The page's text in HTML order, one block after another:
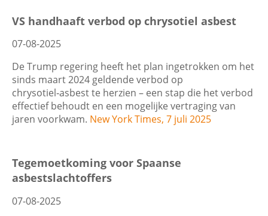
Contactgegevens
Zoeken
Filters
Datum
Categorie
VS handhaaft verbod op chrysotiel asbest
07-08-2025
De Trump regering heeft het plan ingetrokken om het
sinds maart 2024 geldende verbod op
chrysotiel‑asbest te herzien – een stap die het verbod
effectief behoudt en een mogelijke vertraging van
jaren voorkwam. New York Times, 7 juli 2025
Tegemoetkoming voor Spaanse
asbestslachtoffers
07-08-2025